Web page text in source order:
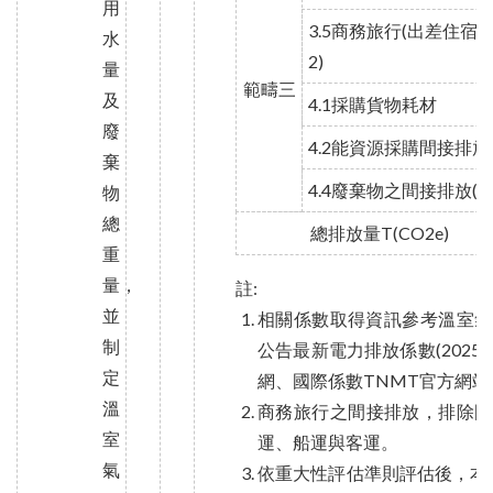
用
水
量
及
廢
棄
物
總
重
量，
並
制
定
溫
室
氣
範疇三
3.5商務旅行(出差住宿)(
2)
4.1採購貨物耗材
4.2能資源採購間接排放
4.4廢棄物之間接排放(
總排放量T(CO2e)
註:
相關係數取得資訊參考溫室
公告最新電力排放係數
網、國際係數TNMT官方網站
商務旅行之間接排放，排除
運、船運與客運。
依重大性評估準則評估後，